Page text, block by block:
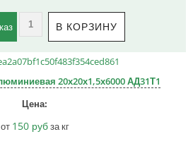
20х20х1,5х6000 АД31Т1
от 150 рубза кг